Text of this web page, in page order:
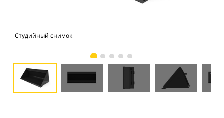
Студийный снимок